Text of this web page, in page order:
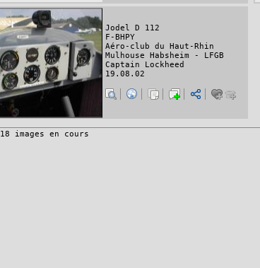
Jodel D 112
F-BHPY
Aéro-club du Haut-Rhin
Mulhouse Habsheim - LFGB
Captain Lockheed
19.08.02
18 images en cours